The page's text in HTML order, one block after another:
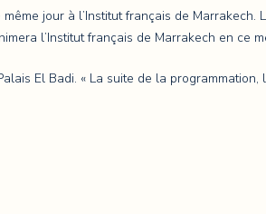
jour à l’Institut français de
l’Institut français de Marrakech en ce
El Badi. « La suite de la